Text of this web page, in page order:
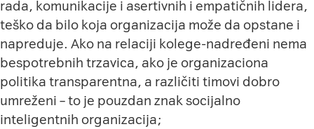
rada, komunikacije i asertivnih i empatičnih lidera,
teško da bilo koja organizacija može da opstane i
napreduje. Ako na relaciji kolege-nadređeni nema
bespotrebnih trzavica, ako je organizaciona
politika transparentna, a različiti timovi dobro
umreženi – to je pouzdan znak socijalno
inteligentnih organizacija;